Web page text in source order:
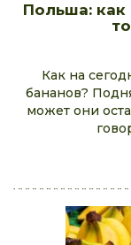
Польша: как
Как на
бананов?
может они